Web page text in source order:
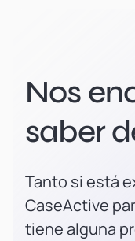
Nos
saber
Tanto si está
CaseActive
tiene alguna